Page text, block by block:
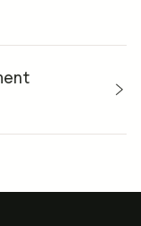
an